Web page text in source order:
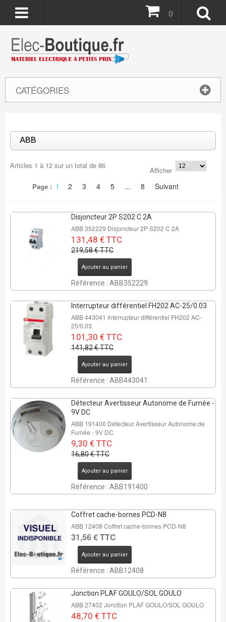
CATÉGORIES
0
ABB
Articles 1 à 12sur un total de 86
Afficher
Page : 1 2 3 4 5 ... 8 Suivant40%
Disjoncteur 2P S202 C 2A
ABB 352229 Disjoncteur 2P S202 C 2A
131,48 € TTC
219,58 € TTC
Ajouter au panier
Référence : ABB352229
Interrupteur différentiel FH202 AC-25/0.03
ABB 443041 Interrupteur différentiel FH202 AC-
25/0.03
101,30 € TTC
141,82 € TTC
Ajouter au panier
Référence : ABB443041
Détecteur Avertisseur Autonome de Fumée -
9V DC
ABB 191400 Détecteur Avertisseur Autonome de
Fumée - 9V DC
9,30 € TTC
16,80 € TTC
Ajouter au panier
Référence : ABB191400
Coffret cache-bornes PCD-N8
ABB 12408 Coffret cache-bornes PCD-N8
31,56 € TTC
Ajouter au panier
Référence : ABB12408
Jonction PLAF GOULO/SOL GOULO
ABB 27402 Jonction PLAF GOULO/SOL GOULO
48,70 € TTC